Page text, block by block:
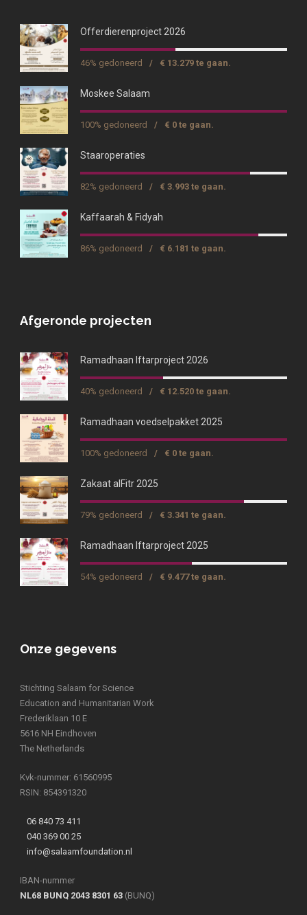
Offerdierenproject 2026
46% gedoneerd / € 13.279 te gaan.
Moskee Salaam
100% gedoneerd / € 0 te gaan.
Staaroperaties
82% gedoneerd / € 3.993 te gaan.
Kaffaarah & Fidyah
86% gedoneerd / € 6.181 te gaan.
Afgeronde projecten
Ramadhaan Iftarproject 2026
40% gedoneerd / € 12.520 te gaan.
Ramadhaan voedselpakket 2025
100% gedoneerd / € 0 te gaan.
Zakaat alFitr 2025
79% gedoneerd / € 3.341 te gaan.
Ramadhaan Iftarproject 2025
54% gedoneerd / € 9.477 te gaan.
Onze gegevens
Stichting Salaam for Science
Education and Humanitarian Work
Frederiklaan 10 E
5616 NH Eindhoven
The Netherlands
Kvk-nummer: 61560995
RSIN: 854391320
06 840 73 411
040 369 00 25
info@salaamfoundation.nl
IBAN-nummer
NL68 BUNQ 2043 8301 63 (BUNQ)